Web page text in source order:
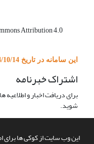
این وب سایت از کوکی ها برای
Attribution 4.0
این سامانه در تاریخ 1404/10/14 به روزرسانی شد.
اشتراک خبرنامه
برای دریافت اخبار و
شوید.